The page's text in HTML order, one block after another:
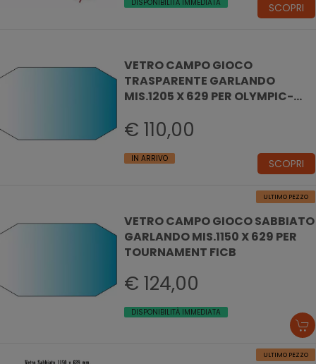
DISPONIBILITÀ IMMEDIATA SCOPRI
VETRO CAMPO GIOCO
TRASPARENTE GARLANDO
MIS.1205 X 629 PER OLYMPIC-
€ 110,00
IN ARRIVO SCOPRI
ULTIMO PEZZO
VETRO CAMPO GIOCO SABBIATO
GARLANDO MIS.1150 X 629 PER
TOURNAMENT FICB
€ 124,00
DISPONIBILITÀ IMMEDIATA
ULTIMO PEZZO